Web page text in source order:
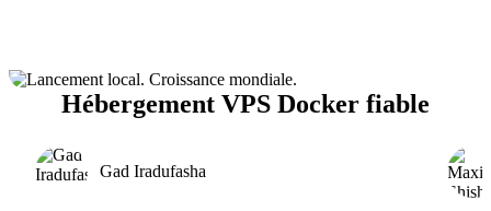
Hébergement VPS Docker fiable
Gad Iradufasha